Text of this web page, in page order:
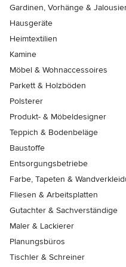
Gardinen, Vorhänge &
Hausgeräte
Heimtextilien
Kamine
Möbel & Wohnaccessoires
Parkett & Holzböden
Polsterer
Produkt- & Möbeldesigner
Teppich & Bodenbeläge
Baustoffe
Entsorgungsbetriebe
Farbe, Tapeten &
Fliesen & Arbeitsplatten
Gutachter & Sachverständige
Maler & Lackierer
Planungsbüros
Tischler & Schreiner